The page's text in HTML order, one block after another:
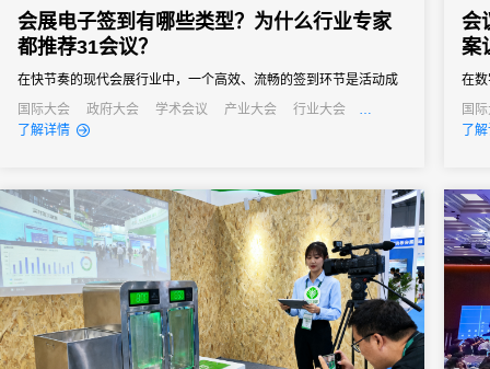
会展电子签到有哪些类型？为什么行业专家
都推荐31会议？
在快节奏的现代会展行业中，一个高效、流畅的签到环节是活动成
功的第一步。它不仅关系到参会者的第一印象，更直接影响着活动
的组织效率和数据准确性。告别传统纸质签到的繁琐与混乱，电子
者和行业...
国际大会 政府大会 学术会议 产业大会
行业大会
经销商大会
了解详情
会
案
在
是
梁
优
国
行
了